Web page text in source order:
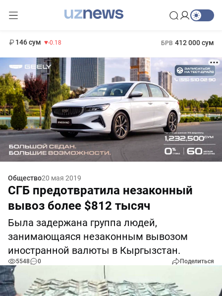
146 сум -0.18 БРВ 412 000 сум
Общество20 мая 2019
СГБ предотвратила незаконный
вывоз более $812 тысяч
Была задержана группа людей,
занимающаяся незаконным вывозом
иностранной валюты в Кыргызстан.
5548 0 Поделиться